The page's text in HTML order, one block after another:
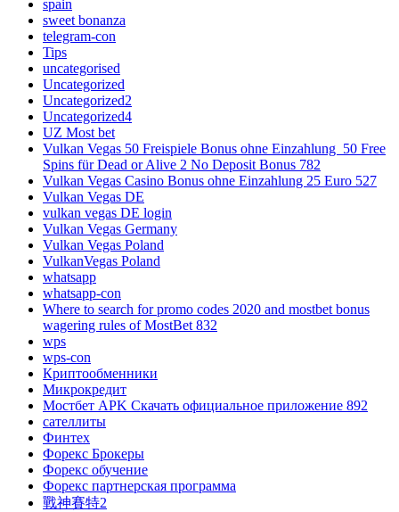
spain
sweet bonanza
telegram-con
Tips
uncategorised
Uncategorized
Uncategorized2
Uncategorized4
UZ Most bet
Vulkan Vegas 50 Freispiele Bonus ohne Einzahlung ️ 50 Free
Spins für Dead or Alive 2 No Deposit Bonus 782
Vulkan Vegas Casino Bonus ohne Einzahlung 25 Euro 527
Vulkan Vegas DE
vulkan vegas DE login
Vulkan Vegas Germany
Vulkan Vegas Poland
VulkanVegas Poland
whatsapp
whatsapp-con
Where to search for promo codes 2020 and mostbet bonus
wagering rules of MostBet 832
wps
wps-con
Криптообменники
Микрокредит
Мостбет APK Скачать официальное приложение 892
сателлиты
Финтех
Форекс Брокеры
Форекс обучение
Форекс партнерская программа
戰神賽特2